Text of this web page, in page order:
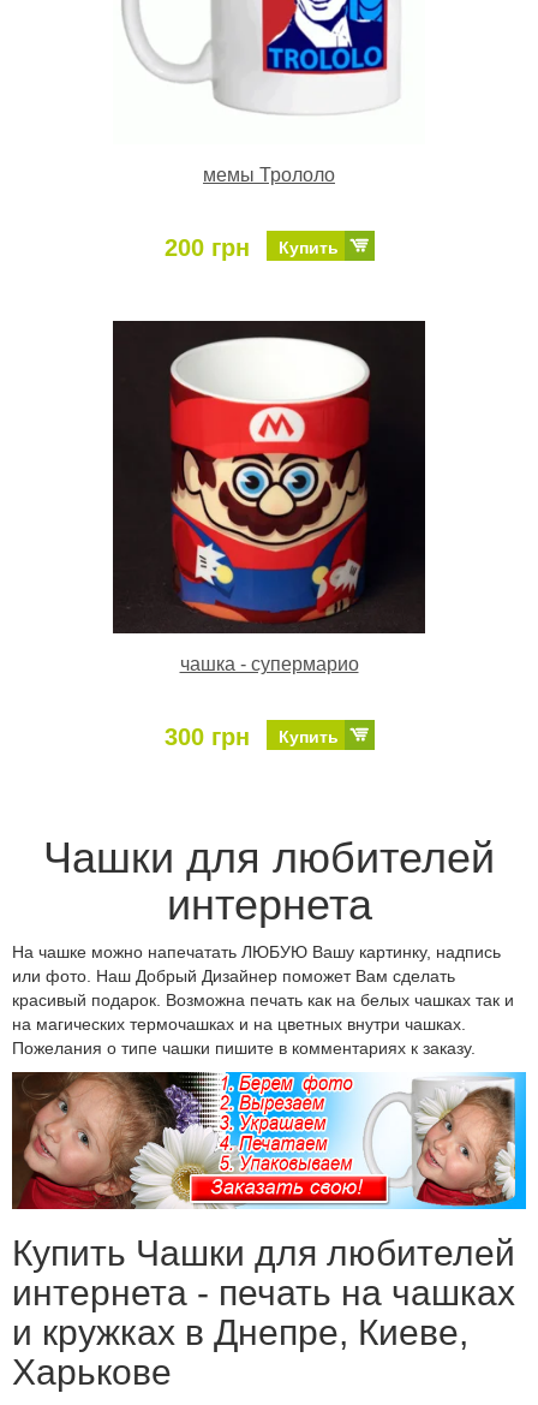
мемы Трололо
200 грн Купить
чашка - супермарио
300 грн Купить
Чашки для любителей
интернета
На чашке можно напечатать ЛЮБУЮ Вашу картинку, надпись
или фото. Наш Добрый Дизайнер поможет Вам сделать
красивый подарок. Возможна печать как на белых чашках так и
на магических термочашках и на цветных внутри чашках.
Пожелания о типе чашки пишите в комментариях к заказу.
Купить Чашки для любителей
интернета - печать на чашках
и кружках в Днепре, Киеве,
Харькове